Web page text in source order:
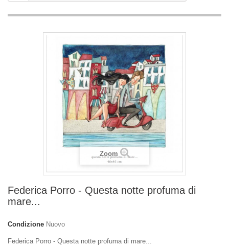
Zoom
Federica Porro - Questa notte profuma di
mare...
Condizione Nuovo
Federica Porro - Questa notte profuma di mare...